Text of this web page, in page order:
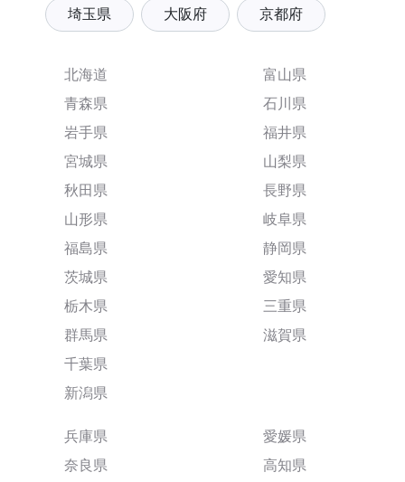
埼玉県 大阪府 京都府
北海道
青森県
岩手県
宮城県
秋田県
山形県
福島県
茨城県
栃木県
群馬県
千葉県
新潟県
富山県
石川県
福井県
山梨県
長野県
岐阜県
静岡県
愛知県
三重県
滋賀県
兵庫県
奈良県
愛媛県
高知県